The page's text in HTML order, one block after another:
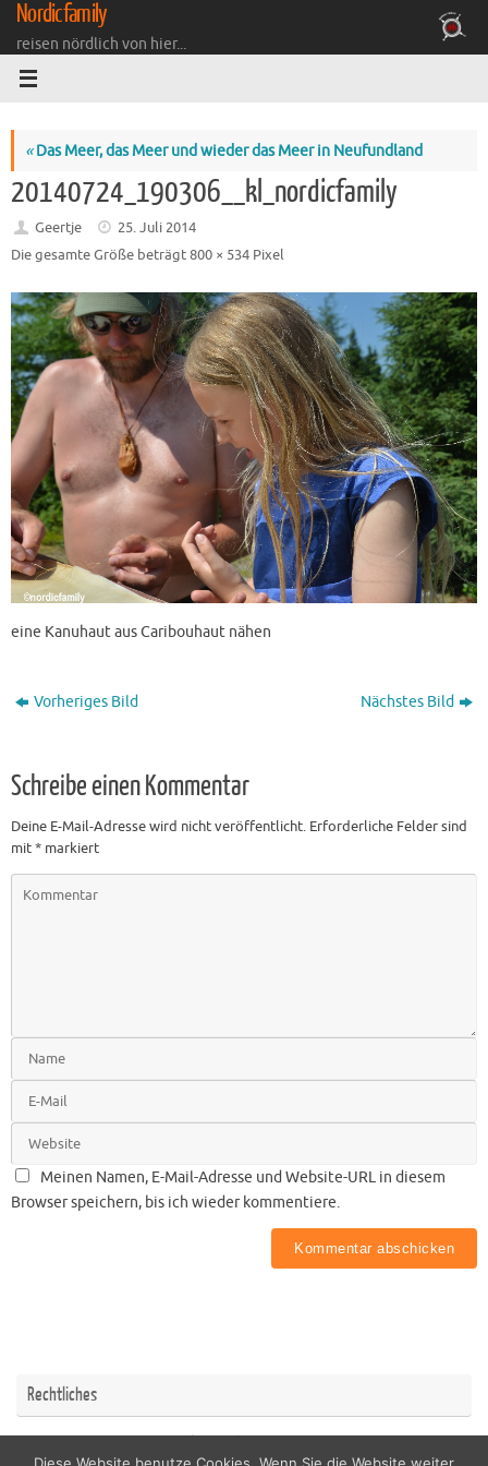
Zum
Inhalt
springen
Nordicfamily
reisen nördlich von hier...
«Das Meer, das Meer und wieder das Meer in Neufundland
20140724_190306__kl_nordicfamily
Geertje
25. Juli 2014
Die gesamte Größe beträgt800 × 534 Pixel
eine Kanuhaut aus Caribouhaut nähen
Vorheriges Bild Nächstes Bild
Schreibe einen Kommentar
Deine E-Mail-Adresse wird nicht veröffentlicht. Erforderliche Felder sind
mit* markiert
Meinen Namen, E-Mail-Adresse und Website-URL in diesem
Browser speichern, bis ich wieder kommentiere.
Rechtliches
Impressum Datenschutzerklärung